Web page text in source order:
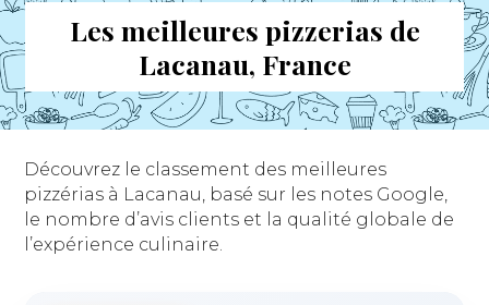
Les meilleures pizzerias de
Lacanau, France
Découvrez le classement des meilleures
pizzérias à Lacanau, basé sur les notes Google,
le nombre d’avis clients et la qualité globale de
l’expérience culinaire.